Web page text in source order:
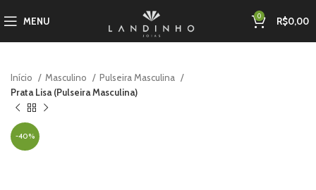
MENU 0 R$0,00
Início Masculino
Pulseira Masculina
Prata Lisa (Pulseira Masculina)
-40%